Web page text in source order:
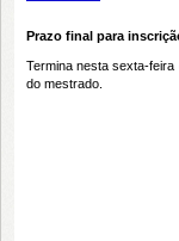
Prazo final para
Termina nesta sexta-
do mestrado.